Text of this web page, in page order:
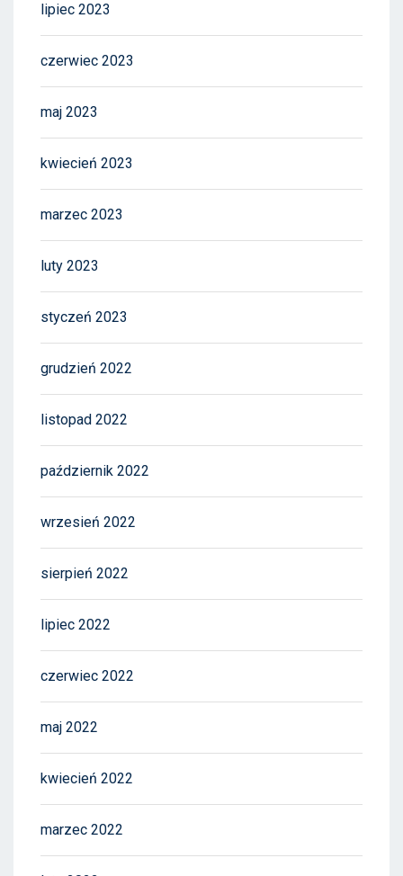
lipiec 2023
czerwiec 2023
maj 2023
kwiecień 2023
marzec 2023
luty 2023
styczeń 2023
grudzień 2022
listopad 2022
październik 2022
wrzesień 2022
sierpień 2022
lipiec 2022
czerwiec 2022
maj 2022
kwiecień 2022
marzec 2022